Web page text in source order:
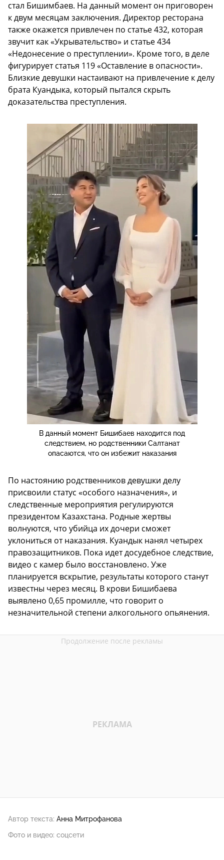
стал Бишимбаев. На данный момент он приговорен
к двум месяцам заключения. Директор ресторана
также окажется привлечен по статье 432, которая
звучит как «Укрывательство» и статье 434
«Недонесение о преступлении». Кроме того, в деле
фигурирует статья 119 «Оставление в опасности».
Близкие девушки настаивают на привлечение к делу
брата Куандыка, который пытался скрыть
доказательства преступления.
В данный момент Бишибаев находится под
следствием, но родственники Салтанат
опасаются, что он избежит наказания
По настоянию родственников девушки делу
присвоили статус «особого назначения», и
следственные мероприятия регулируются
президентом Казахстана. Родные жертвы
волнуются, что убийца их дочери сможет
уклониться от наказания. Куандык нанял четырех
правозащитников. Пока идет досудебное следствие,
видео с камер было восстановлено. Уже
планируется вскрытие, результаты которого станут
известны через месяц. В крови Бишибаева
выявлено 0,65 промилле, что говорит о
незначительной степени алкогольного опьянения.
Автор текста: Анна Митрофанова
Фото и видео: соцсети